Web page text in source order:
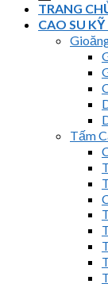
TRANG
CAO SU
Tấm